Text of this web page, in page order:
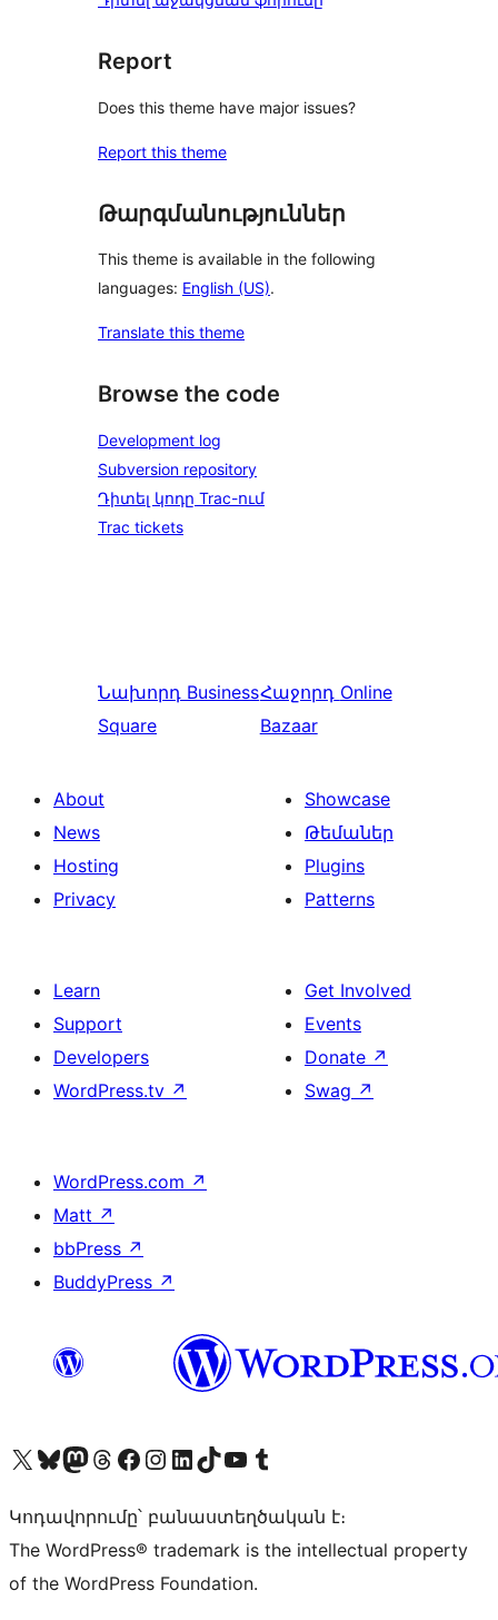
Report
Does this theme have major issues?
Report this theme
Թարգմանություններ
This theme is available in the following
languages: English (US).
Translate this theme
Browse the code
Development log
Subversion repository
Դիտել կոդը Trac-ում
Trac tickets
Նախորդ Business
Square
Հաջորդ Online
Bazaar
About
News
Hosting
Privacy
Showcase
Թեմաներ
Plugins
Patterns
Learn
Support
Developers
WordPress.tv ↗
Get Involved
Events
Donate ↗
Swag ↗
WordPress.com ↗
Matt ↗
bbPress ↗
BuddyPress ↗
Visit our X (formerly Twitter) account
Visit our Bluesky account
Visit our Mastodon account
Visit our Threads account
Visit our Facebook page
Visit our Instagram account
Visit our LinkedIn account
Visit our TikTok account
Visit our YouTube channel
Visit our Tumblr account
Կոդավորումը՝ բանաստեղծական է։
The WordPress® trademark is the intellectual property
of the WordPress Foundation.